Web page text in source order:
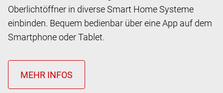
Oberlichtöffner in diverse Smart Home Systeme
einbinden. Bequem bedienbar über eine App auf dem
Smartphone oder Tablet.